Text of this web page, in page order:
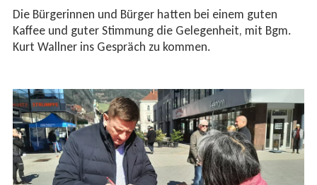
Die Bürgerinnen und Bürger hatten bei einem guten
Kaffee und guter Stimmung die Gelegenheit, mit Bgm.
Kurt Wallner ins Gespräch zu kommen.